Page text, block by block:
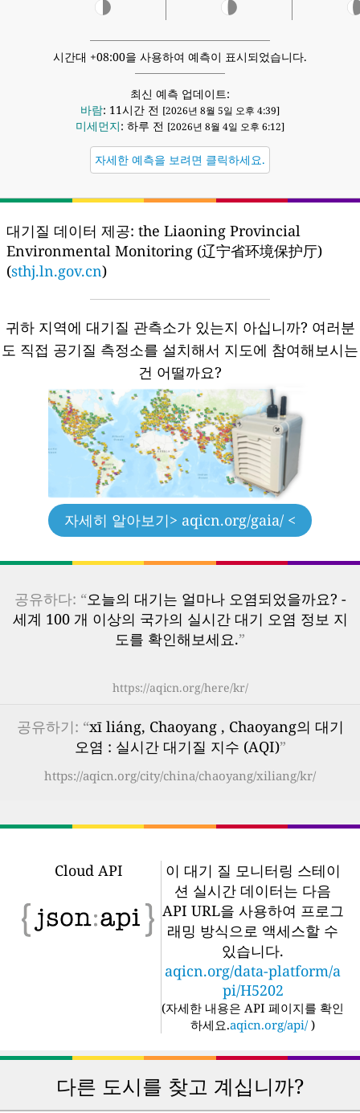
시간대 +08:00을 사용하여 예측이 표시되었습니다.
최신 예측 업데이트:
바람: 11시간 전 [2026년 8월 5일 오후 4:39]
미세먼지: 하루 전 [2026년 8월 4일 오후 6:12]
자세한 예측을 보려면 클릭하세요.
대기질 데이터 제공: the Liaoning Provincial
Environmental Monitoring (辽宁省环境保护厅)
(sthj.ln.gov.cn)
귀하 지역에 대기질 관측소가 있는지 아십니까? 여러분
도 직접 공기질 측정소를 설치해서 지도에 참여해보시는
건 어떨까요?
자세히 알아보기> aqicn.org/gaia/ <
공유하다: “오늘의 대기는 얼마나 오염되었을까요? -
세계 100 개 이상의 국가의 실시간 대기 오염 정보 지
도를 확인해보세요.”
https://aqicn.org/here/kr/
공유하기: “xī liáng, Chaoyang , Chaoyang의 대기
오염 : 실시간 대기질 지수 (AQI)”
https://aqicn.org/city/china/chaoyang/xiliang/kr/
Cloud API
이 대기 질 모니터링 스테이
션 실시간 데이터는 다음
API URL을 사용하여 프로그
래밍 방식으로 액세스할 수
있습니다.
aqicn.org/data-platform/a
pi/H5202
(자세한 내용은 API 페이지를 확인
하세요.aqicn.org/api/ )
다른 도시를 찾고 계십니까?